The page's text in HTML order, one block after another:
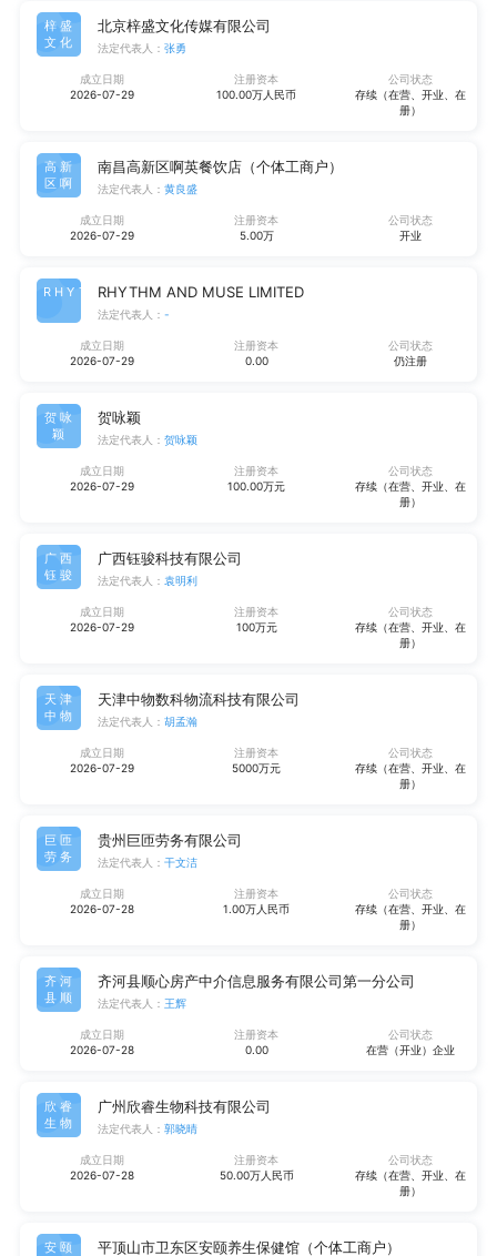
梓盛
文化
北京梓盛文化传媒有限公司
法定代表人： 张勇
成立日期
2026-07-29
注册资本
100.00万人民币
公司状态
存续（在营、开业、在
册）
高新
区啊
南昌高新区啊英餐饮店（个体工商户）
法定代表人： 黄良盛
成立日期
2026-07-29
注册资本
5.00万
公司状态
开业
RHYT RHYTHM AND MUSE LIMITED
法定代表人： -
成立日期
2026-07-29
注册资本
0.00
公司状态
仍注册
贺咏
颖
贺咏颖
法定代表人： 贺咏颖
成立日期
2026-07-29
注册资本
100.00万元
公司状态
存续（在营、开业、在
册）
广西
钰骏
广西钰骏科技有限公司
法定代表人： 袁明利
成立日期
2026-07-29
注册资本
100万元
公司状态
存续（在营、开业、在
册）
天津
中物
天津中物数科物流科技有限公司
法定代表人： 胡孟瀚
成立日期
2026-07-29
注册资本
5000万元
公司状态
存续（在营、开业、在
册）
巨匝
劳务
贵州巨匝劳务有限公司
法定代表人： 干文洁
成立日期
2026-07-28
注册资本
1.00万人民币
公司状态
存续（在营、开业、在
册）
齐河
县顺
齐河县顺心房产中介信息服务有限公司第一分公司
法定代表人： 王辉
成立日期
2026-07-28
注册资本
0.00
公司状态
在营（开业）企业
欣睿
生物
广州欣睿生物科技有限公司
法定代表人： 郭晓晴
成立日期
2026-07-28
注册资本
50.00万人民币
公司状态
存续（在营、开业、在
册）
安颐 平顶山市卫东区安颐养生保健馆（个体工商户）